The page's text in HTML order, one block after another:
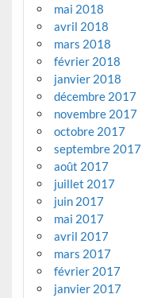
mai 2018
avril 2018
mars 2018
février 2018
janvier 2018
décembre 2017
novembre 2017
octobre 2017
septembre 2017
août 2017
juillet 2017
juin 2017
mai 2017
avril 2017
mars 2017
février 2017
janvier 2017